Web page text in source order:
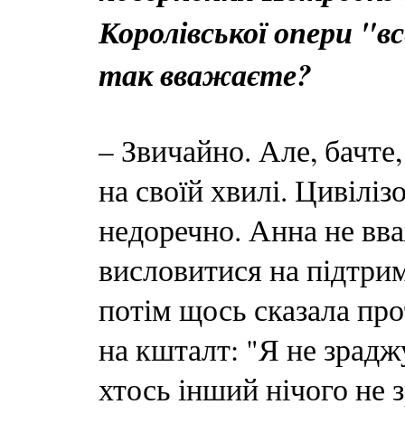
Королівської опери
так вважаєте?
– Звичайно. Але,
на своїй хвилі.
недоречно. Анна не
висловитися на
потім щось сказала
на кшталт: "Я не
хтось інший нічого не